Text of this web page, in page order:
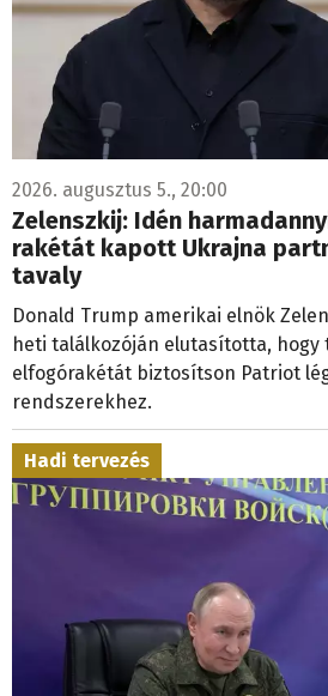
2026. augusztus 5., 20:00
Zelenszkij: Idén
rakétát kapott Ukrajna
tavaly
Donald Trump amerikai elnök
heti találkozóján elutasította, hogy
elfogórakétát biztosítson Patriot
rendszerekhez.
Hadi tervezés